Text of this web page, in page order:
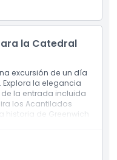
cargadores USB
la Catedral
excursión de un día
. Explora la elegancia
de la entrada incluida
los Acantilados
historia de Greenwich